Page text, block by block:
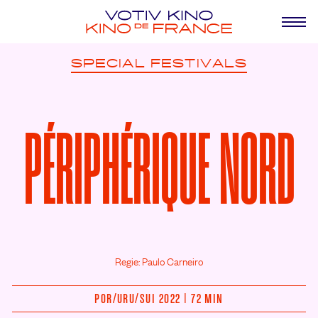
SPECIAL FESTIVALS
PÉRIPHÉRIQUE NORD
Regie: Paulo Carneiro
POR/URU/SUI 2022 | 72 MIN